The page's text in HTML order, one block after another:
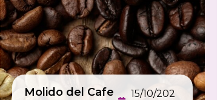
Molido del Cafe
15/10/202